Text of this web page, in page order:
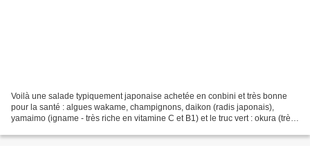
Voilà une salade typiquement japonaise achetée en conbini et très bonne
pour la santé : algues wakame, champignons, daikon (radis japonais),
yamaimo (igname - très riche en vitamine C et B1) et le truc vert : okura (très